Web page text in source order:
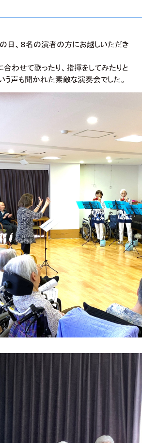
の日、８名の演者の方にお越しいただき
わせて歌ったり、指揮をしてみたりと
う声も聞かれた素敵な演奏会でした。